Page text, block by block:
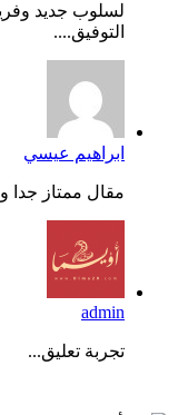
لسلوب جديد
التوفيق....
ابراهيم عيسي
مقال ممتاز جدا
admin
تجربة تعليق...